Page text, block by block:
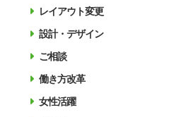
レイアウト変更
設計・デザイン
ご相談
働き方改革
女性活躍